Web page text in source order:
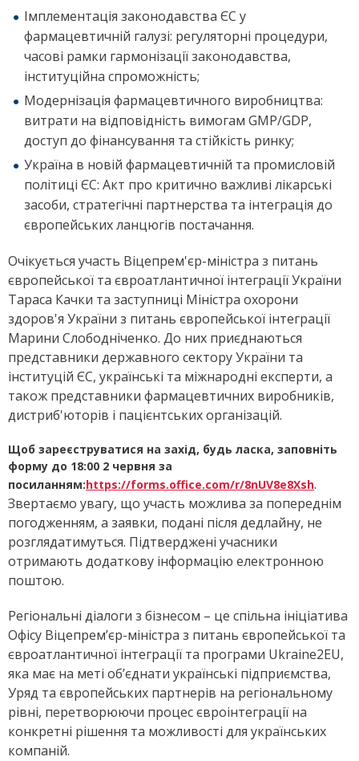
Імплементація законодавства ЄС у
фармацевтичній галузі: регуляторні процедури,
часові рамки гармонізації законодавства,
інституційна спроможність;
Модернізація фармацевтичного виробництва:
витрати на відповідність вимогам GMP/GDP,
доступ до фінансування та стійкість ринку;
Україна в новій фармацевтичній та промисловій
політиці ЄС: Акт про критично важливі лікарські
засоби, стратегічні партнерства та інтеграція до
європейських ланцюгів постачання.
Очікується участь Віцепрем'єр-міністра з питань
європейської та євроатлантичної інтеграції України
Тараса Качки та заступниці Міністра охорони
здоров'я України з питань європейської інтеграції
Марини Слободніченко. До них приєднаються
представники державного сектору України та
інституцій ЄС, українські та міжнародні експерти, а
також представники фармацевтичних виробників,
дистриб'юторів і пацієнтських організацій.
Щоб зареєструватися на захід, будь ласка, заповніть
форму до 18:00 2 червня за
посиланням:https://forms.office.com/r/8nUV8e8Xsh.
Звертаємо увагу, що участь можлива за попереднім
погодженням, а заявки, подані після дедлайну, не
розглядатимуться. Підтверджені учасники
отримають додаткову інформацію електронною
поштою.
Регіональні діалоги з бізнесом – це спільна ініціатива
Офісу Віцепрем’єр-міністра з питань європейської та
євроатлантичної інтеграції та програми Ukraine2EU,
яка має на меті об’єднати українські підприємства,
Уряд та європейських партнерів на регіональному
рівні, перетворюючи процес євроінтеграції на
конкретні рішення та можливості для українських
компаній.